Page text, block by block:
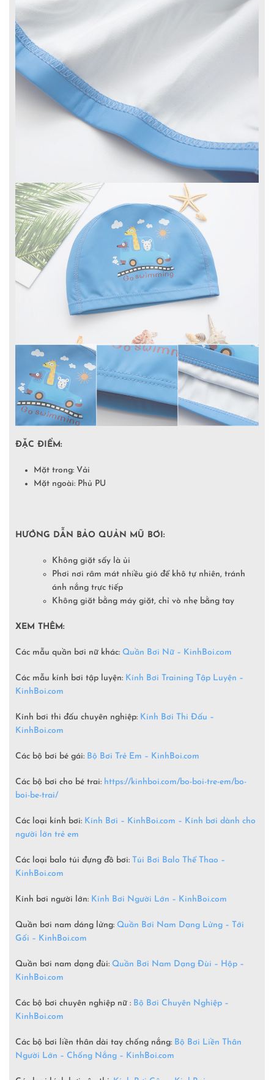
ĐẶC ĐIỂM:
Mặt trong: Vải
Mặt ngoài: Phủ PU
HƯỚNG DẪN BẢO QUẢN MŨ BƠI:
Không giặt sấy là ủi
Phơi nơi râm mát nhiều gió để khô tự nhiên, tránh
ánh nắng trực tiếp
Không giặt bằng máy giặt, chỉ vò nhẹ bằng tay
XEM THÊM:
Các mẫu quần bơi nữ khác: Quần Bơi Nữ – KinhBoi.com
Các mẫu kính bơi tập luyện: Kính Bơi Training Tập Luyện –
KinhBoi.com
Kính bơi thi đấu chuyên nghiệp: Kính Bơi Thi Đấu –
KinhBoi.com
Các bộ bơi bé gái: Bộ Bơi Trẻ Em – KinhBoi.com
Các bộ bơi cho bé trai: https://kinhboi.com/bo-boi-tre-em/bo-
boi-be-trai/
Các loại kính bơi: Kính Bơi – KinhBoi.com – Kính bơi dành cho
người lớn trẻ em
Các loại balo túi đựng đồ bơi: Túi Bơi Balo Thể Thao –
KinhBoi.com
Kính bơi người lớn: Kính Bơi Người Lớn – KinhBoi.com
Quần bơi nam dáng lửng: Quần Bơi Nam Dạng Lửng – Tới
Gối – KinhBoi.com
Quần bơi nam dạng đùi: Quần Bơi Nam Dạng Đùi – Hộp –
KinhBoi.com
Các bộ bơi chuyên nghiệp nữ : Bộ Bơi Chuyên Nghiệp –
KinhBoi.com
Các bộ bơi liền thân dài tay chống nắng: Bộ Bơi Liền Thân
Người Lớn – Chống Nắng – KinhBoi.com